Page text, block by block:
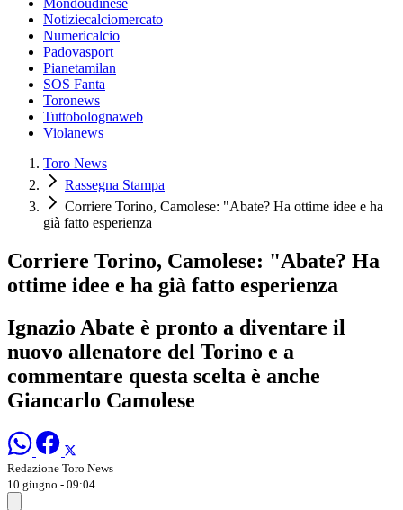
Mondoudinese
Notiziecalciomercato
Numericalcio
Padovasport
Pianetamilan
SOS Fanta
Toronews
Tuttobolognaweb
Violanews
Toro News
Rassegna Stampa
Corriere Torino, Camolese: "Abate? Ha ottime idee e ha
già fatto esperienza
Corriere Torino, Camolese: "Abate? Ha
ottime idee e ha già fatto esperienza
Ignazio Abate è pronto a diventare il
nuovo allenatore del Torino e a
commentare questa scelta è anche
Giancarlo Camolese
Redazione Toro News
10 giugno - 09:04